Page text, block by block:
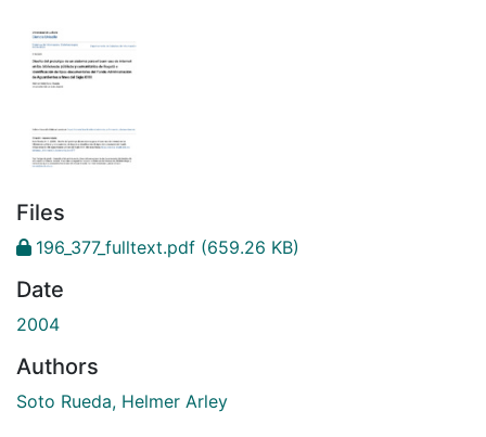
Files
196_377_fulltext.pdf (659.26 KB)
Date
2004
Authors
Soto Rueda, Helmer Arley